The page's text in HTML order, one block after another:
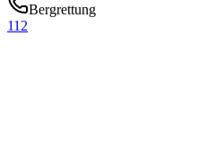
Bergrettung
112